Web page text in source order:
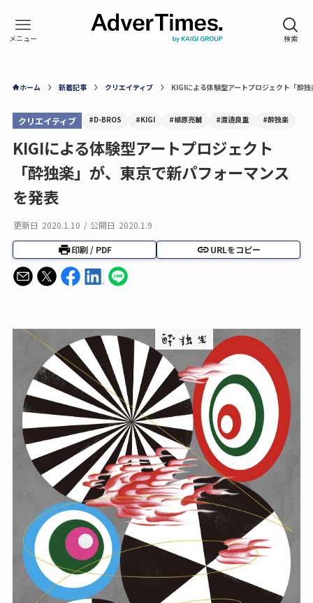
ホーム 新着記事 クリエイティブ KIGIによる体験型アートプロジェクト「酔
クリエイティブ #D-BROS #KIGI #植原亮輔 #渡邉良重 #酔独楽
KIGIによる体験型アートプロジェクト
「酔独楽」が、東京で新パフォーマンス
を発表
更新日 2020.1.10 / 公開日 2020.1.9
印刷 / PDF URLをコピー